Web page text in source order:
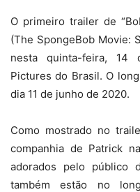
O primeiro trailer de
(The SpongeBob Movie:
nesta quinta-feira, 14
Pictures do Brasil. O
dia 11 de junho de 2020.
Como mostrado no
companhia de Patrick
adorados pelo público
também estão no